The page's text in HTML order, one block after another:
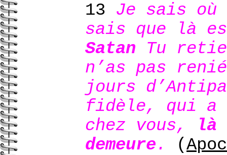
13 Je sais où
sais que là
Satan Tu
n’as pas
jours
fidèle, qui a
chez vous,
là
demeure. (